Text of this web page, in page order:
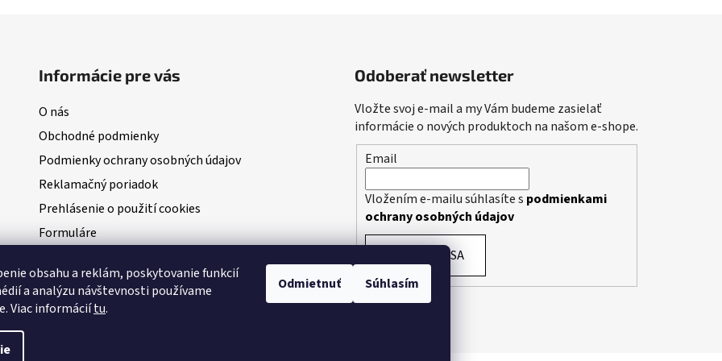
obsahu a reklám, poskytovanie funkcií
a analýzu návštevnosti používame
Viac informáciítu.
Odmietnuť Súhlasím
Informácie pre vás
O nás
Obchodné podmienky
Podmienky ochrany osobných údajov
Reklamačný poriadok
Prehlásenie o použití cookies
Formuláre
NAŠI PARTNERI - predajcovia Dudi Bait
VEĽKÁ AUGUSTOVÁ SÚŤAŽ O 100kg BOILIES
Odoberať newsletter
Vložte svoj e-mail a my Vám budeme zasielať
informácie o nových produktoch na našom e-shope.
Email
Vložením e-mailu súhlasíte s podmienkami
ochrany osobných údajov
PRIHLÁSIŤ SA